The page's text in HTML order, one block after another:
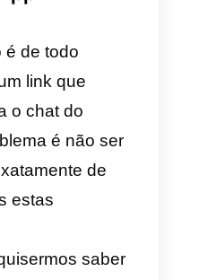
o teu número é
o link do
3934567879
bastará um clique